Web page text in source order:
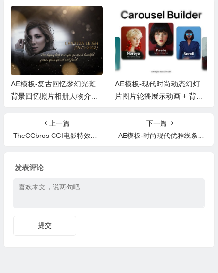
AE模板-现代时尚动态幻灯
片图片轮播展示动画 + 背景
AE+PR模板-简洁时尚相册
日常生活短视频照片开场片
上一篇
TheCGbros CGI电影特效VFX视效解析动画短片合集2019.3月份
下一篇
AE模板-时尚现代优雅线条元素图文幻灯片Modern Slideshow
发表评论